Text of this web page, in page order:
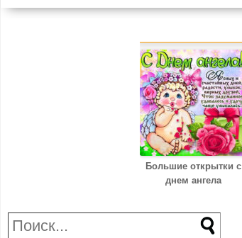
Большие открытки с
днем ангела